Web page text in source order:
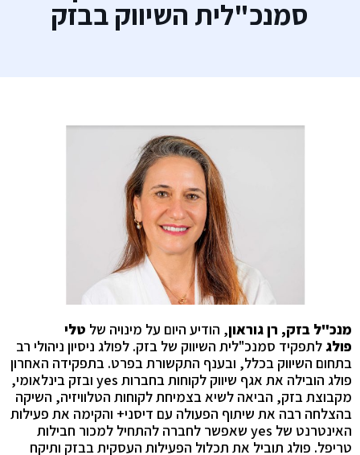
סמנכ"לית השיווק בבזק
מנכ"ל בזק, רן גוראון, הודיע היום על מינויה של טלי
פולגלתפקיד סמנכ"לית השיווק של בזק. לפולג ניסיון ניהולי רב
בתחום השיווק בכלל, ובענף התקשורת בפרט. בתפקידה האחרון
פולג הובילה את אגף שיווק לקוחות בחברות yes ובזק בינלאומי,
מקבוצת בזק, הביאה לשיא בצמיחת לקוחות הטלוויזיה, השיקה
בהצלחה רבה את שיתוף הפעולה עם דיסני+ והקימה את פעילות
האינטרנט של yes שאפשר לחברה להתחיל למכור חבילות
טריפל. פולג תוביל את תכלול הפעילות העסקית בבזק ותיקח